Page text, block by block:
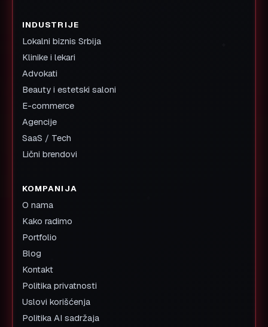
INDUSTRIJE
Lokalni biznis Srbija
Klinike i lekari
Advokati
Beauty i estetski saloni
E-commerce
Agencije
SaaS / Tech
Lični brendovi
KOMPANIJA
O nama
Kako radimo
Portfolio
Blog
Kontakt
Politika privatnosti
Uslovi korišćenja
Politika AI sadržaja